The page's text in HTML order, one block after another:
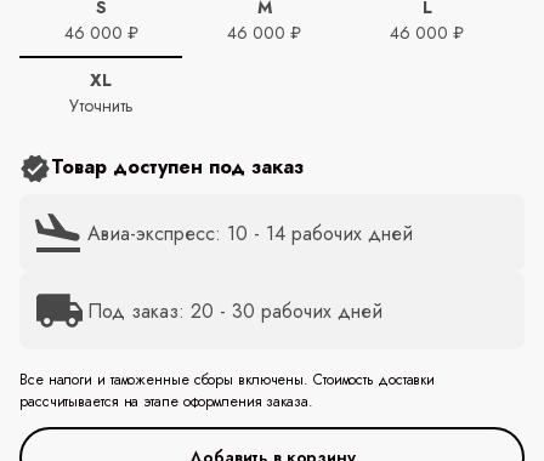
S
46 000 ₽
M
46 000 ₽
L
46 000 ₽
XL
Уточнить
Товар доступен под заказ
Авиа-экспресс: 10 - 14 рабочих дней
Под заказ: 20 - 30 рабочих дней
Все налоги и таможенные сборы включены. Стоимость доставки
рассчитывается на этапе оформления заказа.